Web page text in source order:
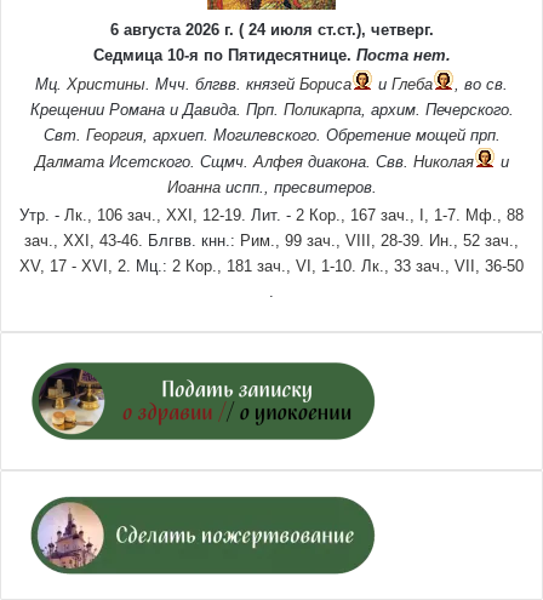
6 августа 2026 г. ( 24 июля ст.ст.), четверг.
Седмица 10-я по Пятидесятнице. Поста нет.
Мц. Христины. Мчч. блгвв. князей Бориса и Глеба
, во св.
Крещении Романа и Давида. Прп. Поликарпа, архим. Печерского.
Свт. Георгия, архиеп. Могилевского. Обретение мощей прп.
ДалматаИсетского. Сщмч.Алфеядиакона. Свв. Николая
и
Иоаннаиспп., пресвитеров.
Утр. - Лк., 106 зач., XXI, 12-19. Лит. - 2 Кор., 167 зач., I, 1-7. Мф., 88
зач., XXI, 43-46. Блгвв. кнн.: Рим., 99 зач., VIII, 28-39. Ин., 52 зач.,
XV, 17 - XVI, 2. Мц.: 2 Кор., 181 зач., VI, 1-10. Лк., 33 зач., VII, 36-50
.